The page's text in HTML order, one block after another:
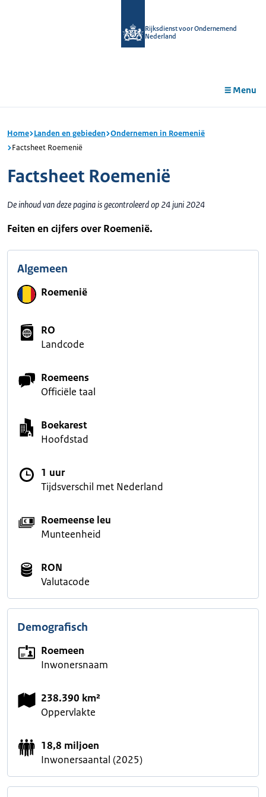
Rijksdienst voor Ondernemend
Nederland
Menu
Home Landen en gebieden Ondernemen in Roemenië
Factsheet Roemenië
Factsheet Roemenië
De inhoud van deze pagina is gecontroleerd op 24 juni 2024
Feiten en cijfers over Roemenië.
Algemeen
Roemenië
RO
Landcode
Roemeens
Officiële taal
Boekarest
Hoofdstad
1 uur
Tijdsverschil met Nederland
Roemeense leu
Munteenheid
RON
Valutacode
Demografisch
Roemeen
Inwonersnaam
238.390 km²
Oppervlakte
18,8 miljoen
Inwonersaantal (2025)